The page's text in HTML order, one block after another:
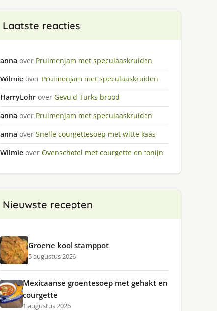
Laatste reacties
anna over Pruimenjam met speculaaskruiden
Wilmie over Pruimenjam met speculaaskruiden
HarryLohr over Gevuld Turks brood
anna over Pruimenjam met speculaaskruiden
anna over Snelle courgettesoep met witte kaas
Wilmie over Ovenschotel met courgette en tonijn
Nieuwste recepten
Groene kool stamppot
5 augustus 2026
Mexicaanse groentesoep met gehakt en
courgette
1 augustus 2026